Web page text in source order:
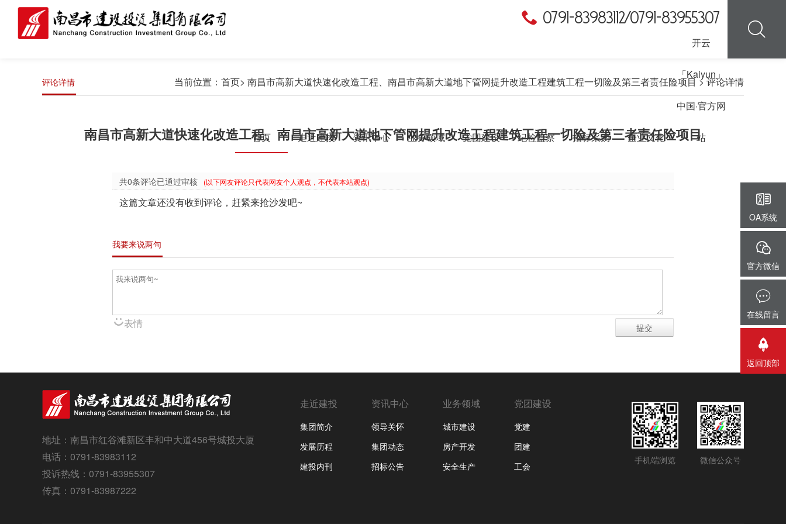
0791-83983112/0791-83955307
首页 走近建投 资讯中心 业务领域 党团建设 纪检监察 招标采购 企业文化
开云
「Kaiyun」
中国·官方网
站
评论详情 当前位置： 首页> 南昌市高新大道快速化改造工程、南昌市高新大道地下管网提升改造工程建筑工程一切险及第三者责任险项目> 评论详情
南昌市高新大道快速化改造工程、南昌市高新大道地下管网提升改造工程建筑工程一切险及第三者责任险项目
共0条评论已通过审核 (以下网友评论只代表网友个人观点，不代表本站观点)
这篇文章还没有收到评论，赶紧来抢沙发吧~
我要来说两句
表情
地址：南昌市红谷滩新区丰和中大道456号城投大厦
电话：0791-83983112
投诉热线：0791-83955307
传真：0791-83987222
走近建投
集团简介
发展历程
建投内刊
资讯中心
领导关怀
集团动态
招标公告
业务领域
城市建设
房产开发
安全生产
党团建设
党建
团建
工会
手机端浏览 微信公众号
OA系统
官方微信
在线留言
返回顶部